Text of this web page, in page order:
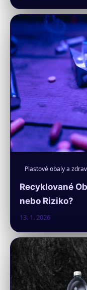
Plastové obaly a
Recyklované
nebo Riziko?
13. 1. 2026